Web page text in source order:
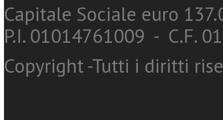
Capitale Sociale euro
P.I. 01014761009 - C.F.
Copyright -Tutti i diritti